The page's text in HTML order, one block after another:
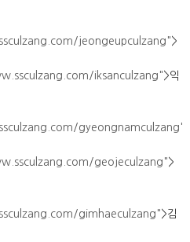
jeongeupculzang">
iksanculzang">익
gyeongnamculzang"
geojeculzang">
gimhaeculzang">김